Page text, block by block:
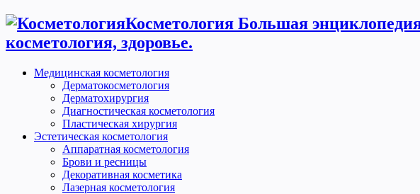
Косметология Большая
косметология, здоровье.
Медицинская косметология
Дерматокосметология
Дерматохирургия
Диагностическая косметология
Пластическая хирургия
Эстетическая косметология
Аппаратная косметология
Брови и ресницы
Декоративная косметика
Лазерная косметология